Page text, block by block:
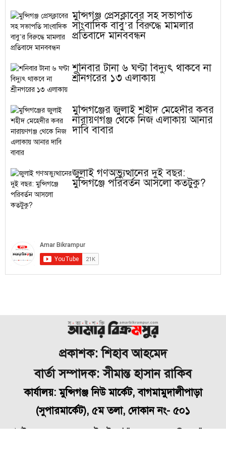
মুন্সিগঞ্জ প্রেসক্লাবের সহ সভাপতি
সাংবাদিক বাবু’র বিরুদ্ধে মামলার
প্রতিবাদে মানববন্ধন
শনিবার টানা ৬ ঘণ্টা বিদ্যুৎ থাকবে না
শ্রীনগরের ১৩ এলাকায়
মুন্সিগঞ্জের জুলাই শহীদ মেহেদীর কবর
নারায়ণগঞ্জ থেকে নিজ এলাকায় আনার
দাবি বাবার
জুলাই গণঅভ্যুত্থানের দুই বছর:
মুন্সিগঞ্জে পরিবর্তন আসলো কতটুকু?
প্রকাশক: শিহাব আহমেদ
বার্তা সম্পাদক: সীমান্ত হাসান রাকিব
কার্যালয়: মুন্সিগঞ্জ নিউ মার্কেট, বাগমামুদালীপাড়া
(সুপারমার্কেট), ৫ম তলা, দোকান নং- ৫০১
মোবাইল: ০১৭১৬৭৭৯৮৪৮, ইমেইল- bikrampuramar@gmail.com